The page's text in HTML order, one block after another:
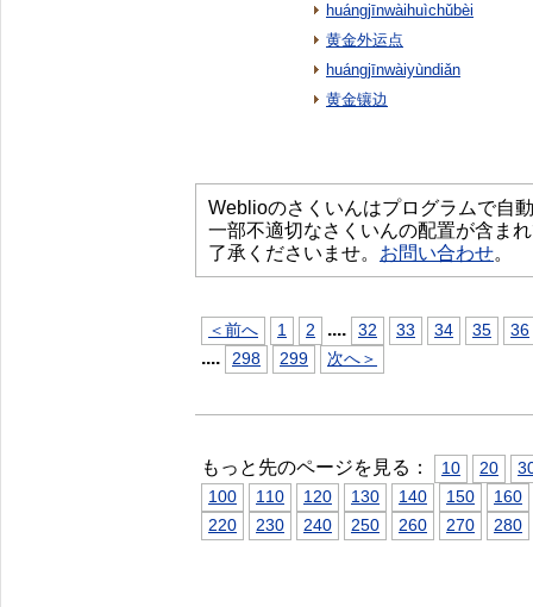
huángjīnwàihuìchǔbèi
黄金外运点
huángjīnwàiyùndiǎn
黄金镶边
Weblioのさくいんはプログラムで自
一部不適切なさくいんの配置が含ま
了承くださいませ。 お問い合わせ。
＜前へ 1 2 .... 32 33 34 35 36
.... 298 299 次へ＞
もっと先のページを見る： 10 20
100
110 120 130 140 150
160
220
230 240 250 260 270 280